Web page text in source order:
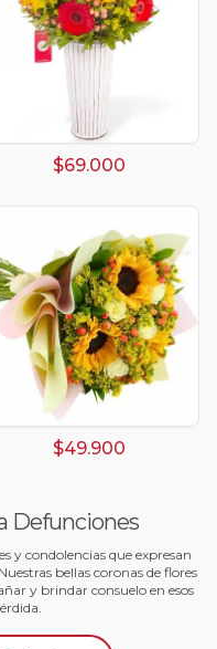
$69.000
$49.900
Defunciones
y condolencias que expresan
bellas coronas de flores
y brindar consuelo en esos